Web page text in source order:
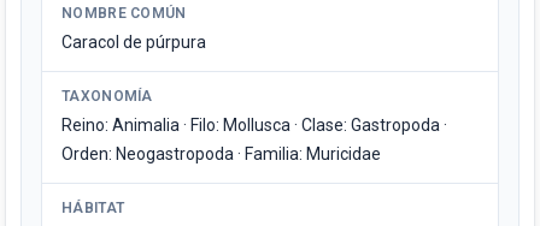
NOMBRE COMÚN
Caracol de púrpura
TAXONOMÍA
Reino: Animalia · Filo: Mollusca · Clase: Gastropoda ·
Orden: Neogastropoda · Familia: Muricidae
HÁBITAT